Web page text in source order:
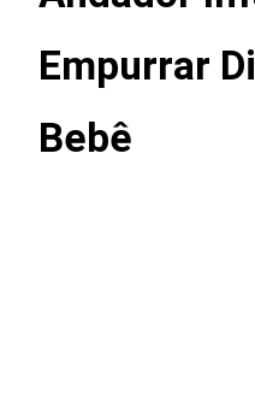
Empurrar
Bebê